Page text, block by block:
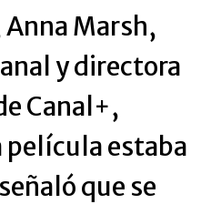
Anna Marsh,
y directora
Canal+,
película estaba
que se